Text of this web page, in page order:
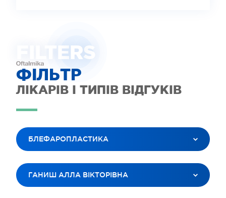
FILTERS
ФІЛЬТР
ЛІКАРІВ І ТИПІВ ВІДГУКІВ
БЛЕФАРОПЛАСТИКА
ВСІ ПОСЛУГИ
ЛАЗЕРНА КОРЕКЦІЯ ЗОРУ
ГАНИШ АЛЛА ВІКТОРІВНА